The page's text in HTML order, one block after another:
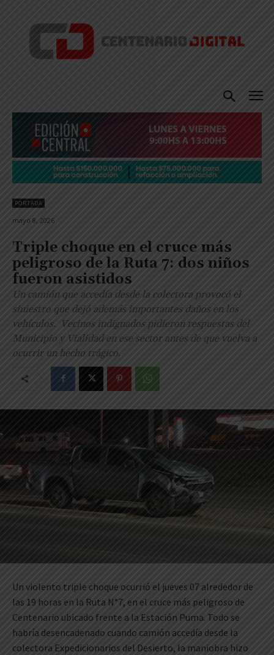
PORTADA
mayo 8, 2026
Triple choque en el cruce más
peligroso de la Ruta 7: dos niños
fueron asistidos
Un camión que accedía desde la colectora provocó el
siniestro que dejó además importantes daños en los
vehículos. Vecinos indignados pidieron respuestas del
Municipio y Vialidad en ese sector antes de que vuelva a
ocurrir un hecho trágico.
Un violento triple choque ocurrió el jueves 07 alrededor de
las 19 horas en la Ruta N°7, en el cruce más peligroso de
Centenario ubicado frente a la Estación Puma. Todo se
habría desencadenado cuando camión accedía desde la
colectora Expedicionarios del Desierto, la maniobra hizo